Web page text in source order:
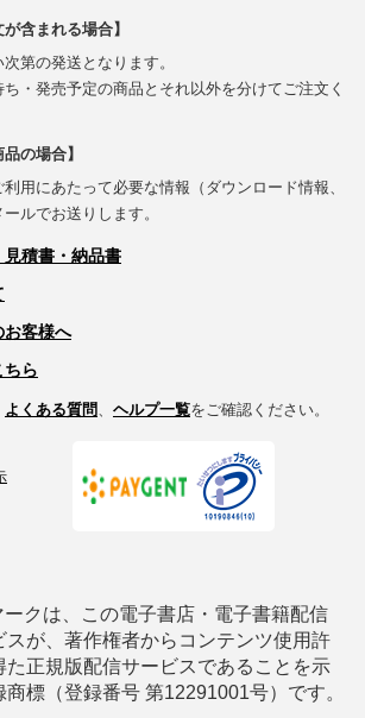
含まれる場合】
第の発送となります。
・発売予定の商品とそれ以外を分けてご注文く
の場合】
用にあたって必要な情報（ダウンロード情報、
ルでお送りします。
積書・納品書
お客様へ
ちら
よくある質問 ヘルプ一覧をご確認ください。
ークは、この電子書店・電子書籍配信
スが、著作権者からコンテンツ使用許
た正規版配信サービスであることを示
商標（登録番号 第12291001号）です。